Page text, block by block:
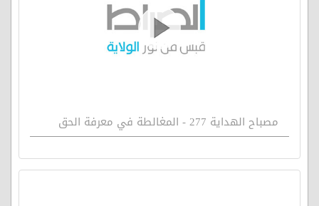
مصباح الهداية 277 - المغالطة في معرفة الحق